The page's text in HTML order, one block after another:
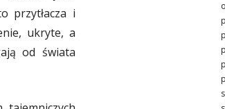
przytłacza i
ukryte, a
od świata